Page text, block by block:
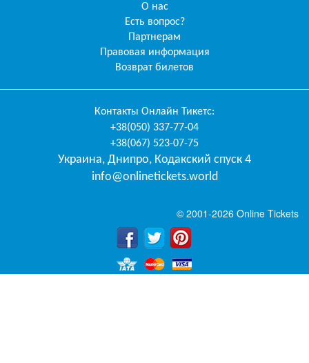
О нас
Есть вопрос?
Партнерам
Правовая информация
Возврат билетов
Контакты Онлайн Тикетс:
+38(050) 337-77-04
+38(067) 523-07-75
Украина, Днипро, Кодакский спуск 4
info@onlinetickets.world
© 2001-2026 Online Tickets